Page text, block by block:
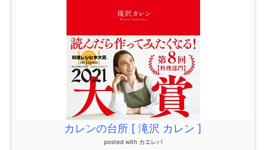
カレンの台所 [ 滝沢 カレン ]
posted with カエレバ